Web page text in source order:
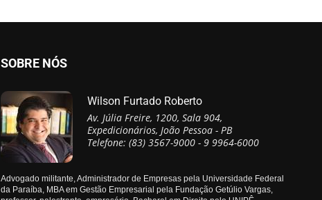
SOBRE NÓS
Wilson Furtado Roberto
Av. Júlia Freire, 1200, Sala 904,
Expedicionários, João Pessoa - PB
Telefone: (83) 3567-9000 - 9 9964-6000
Advogado militante, Administrador de Empresas pela Universidade Federal
da Paraíba, MBA em Gestão Empresarial pela Fundação Getúlio Vargas,